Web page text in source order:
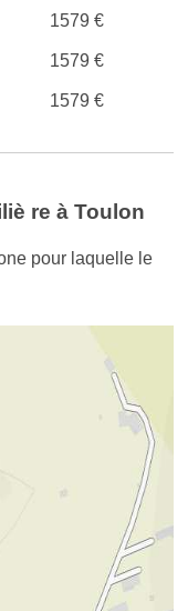
1579 €
1579 €
1579 €
re à Toulon
pour laquelle le